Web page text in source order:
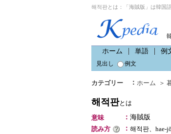
해적판とは：「海賊版」は韓国
ホーム 単語 例
見出し
例文
カテゴリー ： ホーム ＞
해적판とは
意味
： 海賊版
読み方
： 해적판、hae-